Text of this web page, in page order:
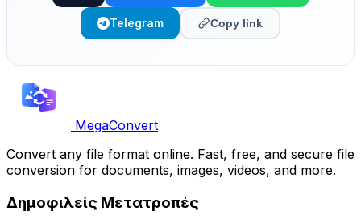
Telegram Copy link
MegaConvert
Convert any file format online. Fast, free, and secure file
conversion for documents, images, videos, and more.
Δημοφιλείς Μετατροπές